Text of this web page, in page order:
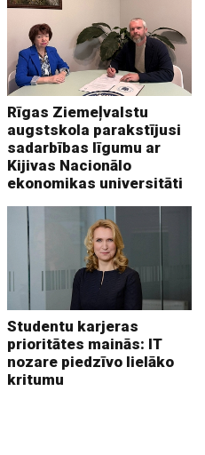
Rīgas Ziemeļvalstu
augstskola parakstījusi
sadarbības līgumu ar
Kijivas Nacionālo
ekonomikas universitāti
Studentu karjeras
prioritātes mainās: IT
nozare piedzīvo lielāko
kritumu